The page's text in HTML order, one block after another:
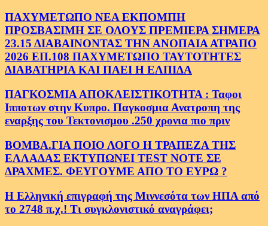
ΠΑΧΥΜΕΤΩΠΟ ΝΕΑ ΕΚΠΟΜΠΗ
ΠΡΟΣΒΑΣΙΜΗ ΣΕ ΟΛΟΥΣ ΠΡΕΜΙΕΡΑ ΣΗΜΕΡΑ
23.15 ΔΙΑΒΑΙΝΟΝΤΑΣ ΤΗΝ ΑΝΟΠΑΙΑ ΑΤΡΑΠΟ
2026 ΕΠ.108 ΠΑΧΥΜΕΤΩΠΟ ΤΑΥΤΟΤΗΤΕΣ
ΔΙΑΒΑΤΗΡΙΑ ΚΑΙ ΠΑΕΙ Η ΕΛΠΙΔΑ
ΠΑΓΚΟΣΜΙΑ ΑΠΟΚΛΕΙΣΤΙΚΟΤΗΤΑ : Ταφοι
Ιπποτων στην Κυπρο. Παγκοσμια Ανατροπη της
εναρξης του Τεκτονισμου .250 χρονια πιο πριν
ΒΟΜΒΑ.ΓΙΑ ΠΟΙΟ ΛΟΓΟ Η ΤΡΑΠΕΖΑ ΤΗΣ
ΕΛΛΑΔΑΣ ΕΚΤΥΠΩΝΕΙ TEST NOTE ΣΕ
ΔΡΑΧΜΕΣ. ΦΕΥΓΟΥΜΕ ΑΠΟ ΤΟ ΕΥΡΩ ?
Η Ελληνική επιγραφή της Μιννεσότα των ΗΠΑ από
το 2748 π.χ.! Τι συγκλονιστικό αναγράφει;